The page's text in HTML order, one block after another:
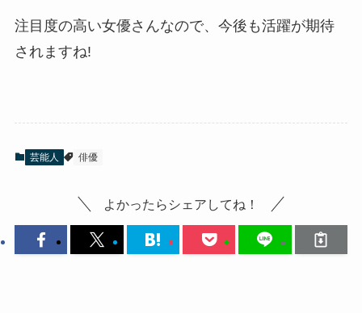
注目度の高い女優さんなので、今後も活躍が期待
されますね!
芸能人 俳優
よかったらシェアしてね！